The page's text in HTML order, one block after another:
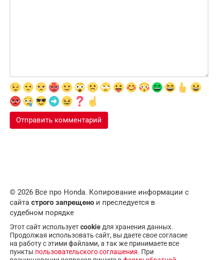
© 2026 Все про Honda. Копирование информации с
сайта строго запрещено и преследуется в
судебном порядке
Этот сайт используетcookie для хранения данных.
Продолжая использовать сайт, вы даете свое согласие
на работу с этими файлами, а так же принимаете все
пункты пользовательского соглашения. При